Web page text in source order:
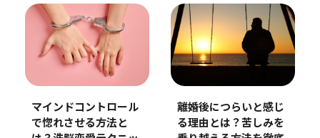
マインドコントロール
で惚れさせる方法と
離婚後につらいと感じ
る理由とは？苦しみを